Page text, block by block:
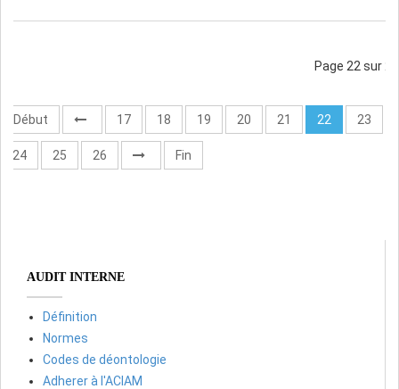
Page 22 sur 28
Début 17 18 19 20 21 22 23
24 25 26 Fin
AUDIT INTERNE
Définition
Normes
Codes de déontologie
Adherer à l'ACIAM